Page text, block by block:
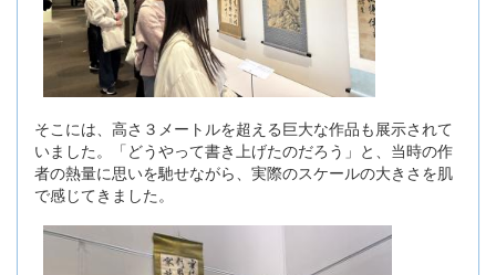
そこには、高さ３メートルを超える巨大な作品も展示されて
いました。「どうやって書き上げたのだろう」と、当時の作
者の熱量に思いを馳せながら、実際のスケールの大きさを肌
で感じてきました。